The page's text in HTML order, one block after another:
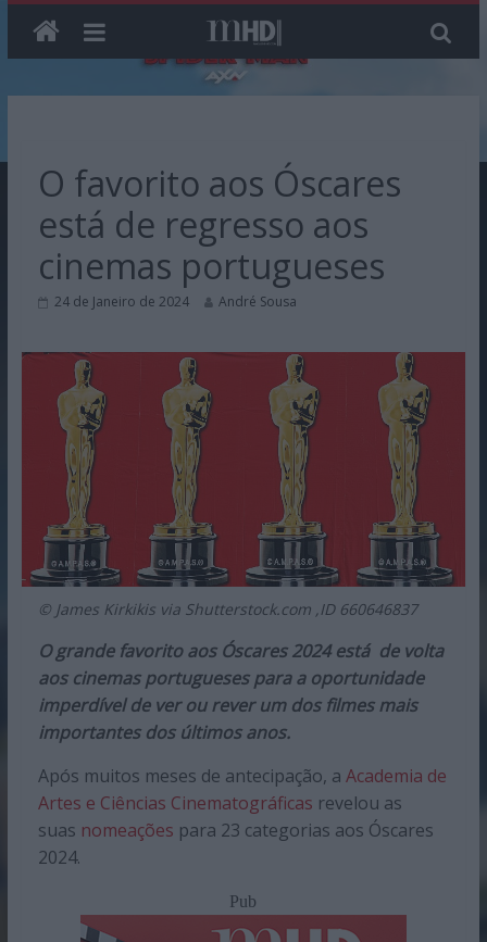
contentO favorito aos Óscares
está de regresso aos
cinemas portugueses
24 de Janeiro de 2024 André Sousa
© James Kirkikis via Shutterstock.com ,ID 660646837
O grande favorito aos Óscares 2024 está de volta
aos cinemas portugueses para a oportunidade
imperdível de ver ou rever um dos filmes mais
importantes dos últimos anos.
Após muitos meses de antecipação, a Academia de
Artes e Ciências Cinematográficas revelou as
suas nomeações para 23 categorias aos Óscares
2024.
Pub